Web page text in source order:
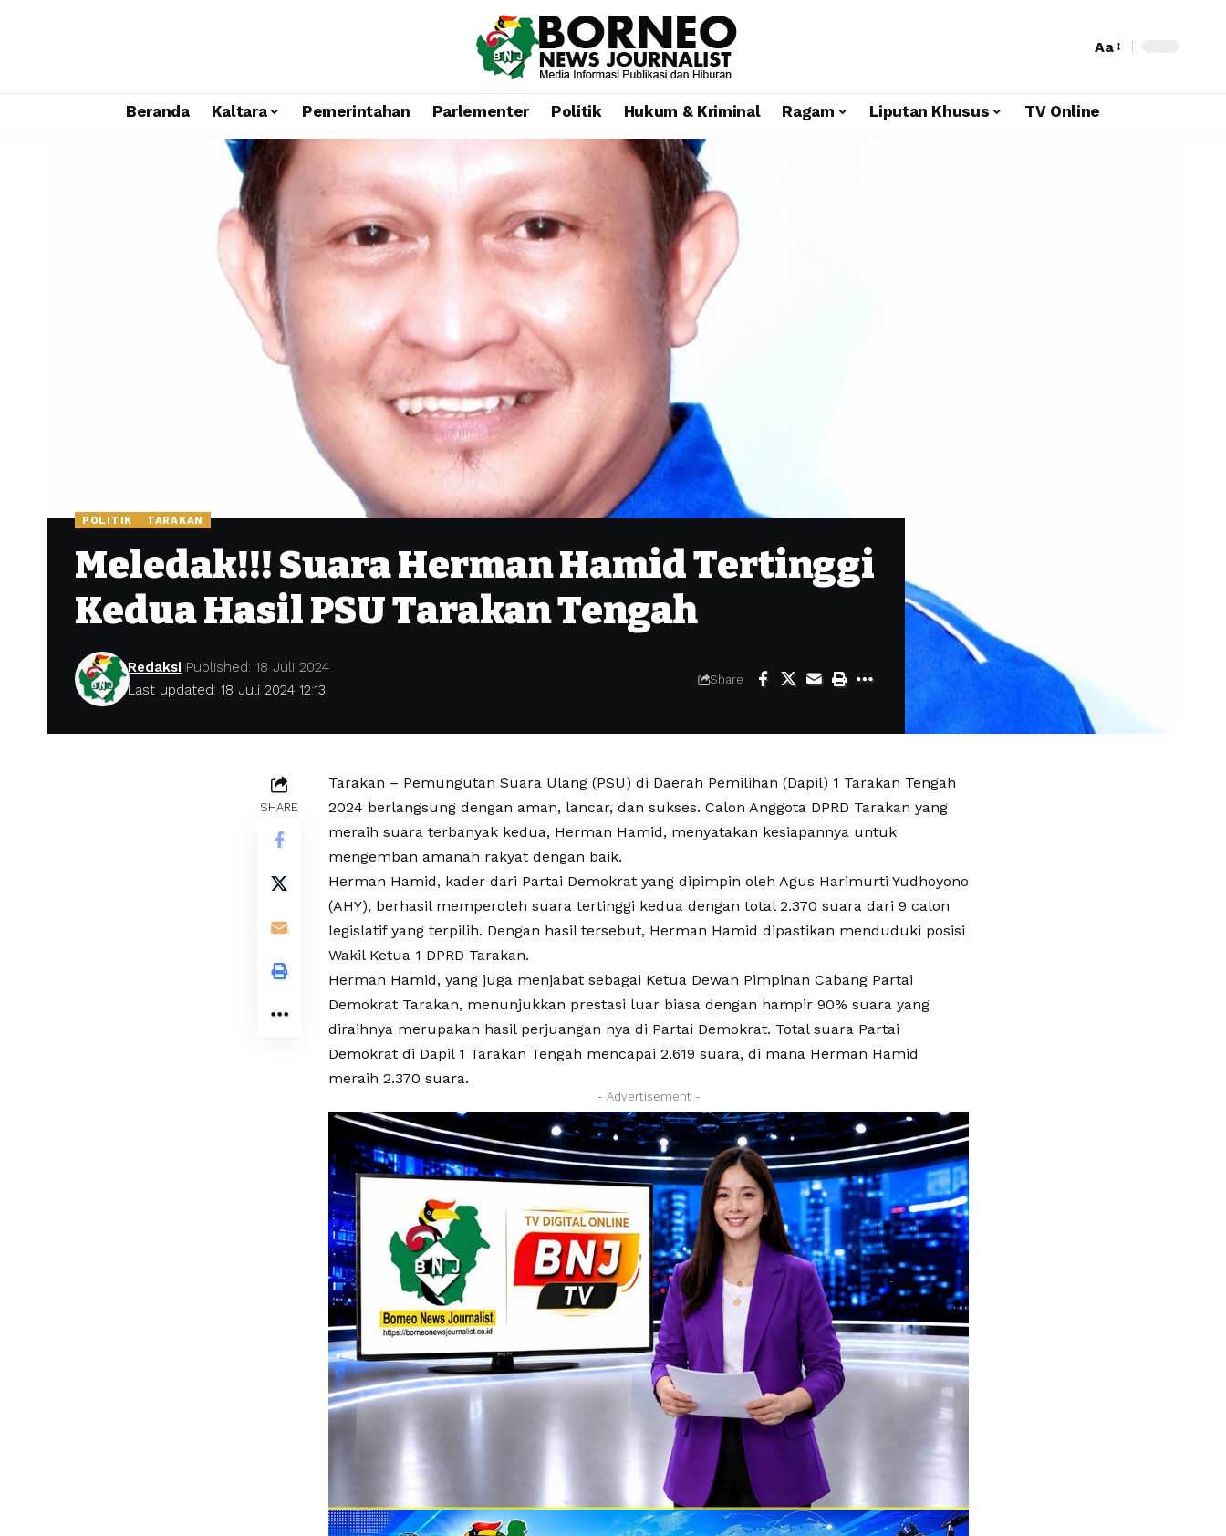
Aa
Beranda Kaltara Pemerintahan Parlementer Politik Hukum & Kriminal Ragam Liputan Khusus TV Online
POLITIK TARAKAN
Meledak!!! Suara Herman Hamid Tertinggi
Kedua Hasil PSU Tarakan Tengah
Last updated: 18 Juli 2024 12:13
Redaksi Published: 18 Juli 2024
Share
SHARE
Tarakan – Pemungutan Suara Ulang (PSU) di Daerah Pemilihan (Dapil) 1 Tarakan Tengah
2024 berlangsung dengan aman, lancar, dan sukses. Calon Anggota DPRD Tarakan yang
meraih suara terbanyak kedua, Herman Hamid, menyatakan kesiapannya untuk
mengemban amanah rakyat dengan baik.
Herman Hamid, kader dari Partai Demokrat yang dipimpin oleh Agus Harimurti Yudhoyono
(AHY), berhasil memperoleh suara tertinggi kedua dengan total 2.370 suara dari 9 calon
legislatif yang terpilih. Dengan hasil tersebut, Herman Hamid dipastikan menduduki posisi
Wakil Ketua 1 DPRD Tarakan.
Herman Hamid, yang juga menjabat sebagai Ketua Dewan Pimpinan Cabang Partai
Demokrat Tarakan, menunjukkan prestasi luar biasa dengan hampir 90% suara yang
diraihnya merupakan hasil perjuangan nya di Partai Demokrat. Total suara Partai
Demokrat di Dapil 1 Tarakan Tengah mencapai 2.619 suara, di mana Herman Hamid
meraih 2.370 suara.
- Advertisement -